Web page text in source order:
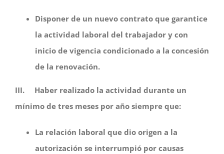
Disponer de un nuevo contrato que garantice
la actividad laboral del trabajador y con
inicio de vigencia condicionado a la concesión
de la renovación.
III. Haber realizado la actividad durante un
mínimo de tres meses por año siempre que:
La relación laboral que dio origen a la
autorización se interrumpió por causas